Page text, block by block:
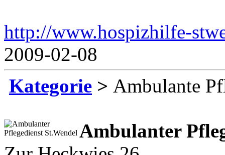
http://www.hospizhilfe-
2009-02-08
Kategorie > Ambulante
Ambulanter